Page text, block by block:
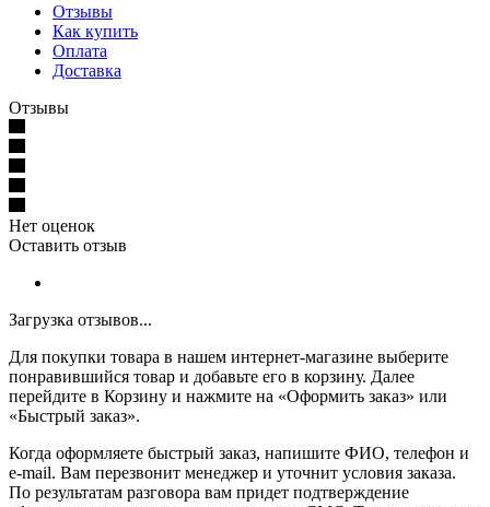
Отзывы
Как купить
Оплата
Доставка
Отзывы
Нет оценок
Оставить отзыв
Загрузка отзывов...
Для покупки товара в нашем интернет-магазине выберите
понравившийся товар и добавьте его в корзину. Далее
перейдите в Корзину и нажмите на «Оформить заказ» или
«Быстрый заказ».
Когда оформляете быстрый заказ, напишите ФИО, телефон и
e-mail. Вам перезвонит менеджер и уточнит условия заказа.
По результатам разговора вам придет подтверждение